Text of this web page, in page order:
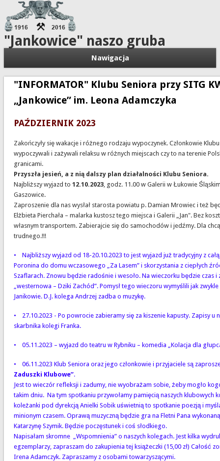
"Jankowice" naszo gruba
Nawigacja
"INFORMATOR" Klubu Seniora przy SITG
„Jankowice” im. Leona Adamczyka
PAŹDZIERNIK 2023
Zakończyły się wakacje i różnego rodzaju wypoczynek. Członkowie
wypoczywali i zażywali relaksu w różnych miejscach czy to na terenie
granicami.
Przyszła jesień, a z nią dalszy plan działalności Klubu Seniora.
Najbliższy wyjazd to 12.10.2023, godz. 11.00 w Galerii w Łukowie
Gaszowice.
Zaproszenie dla nas wysłał starosta powiatu p. Damian Mrowiec i też
Elżbieta Pierchała – malarka kustosz tego miejsca i Galerii „Jan". Bez
własnym transportem. Zabierajcie się do samochodów i jedźmy. Dla
trudnego.!!!
• Najbliższy wyjazd od 18-20.10.2023 to jest wyjazd już tradycyjny z
Poronina do domu wczasowego „Za Lasem” i skorzystania z ciepłych
Szaflarach. Znowu będzie radośnie i wesoło. Na wieczorku będzie czas i
„westernowa – Dziki Zachód”. Pomysł tego wieczoru wymyślili jak
Janikowie. D.J. kolega Andrzej zadba o muzykę.
• 27.10.2023 - Po powrocie zabieramy się za kiszenie kapusty. Zapisy u
skarbnika kolegi Franka.
• 05.11.2023 – wyjazd do teatru w Rybniku – komedia „Kolacja dla
• 06.11.2023 Klub Seniora oraz jego członkowie i przyjaciele są
Zaduszki Klubowe”.
Jest to wieczór refleksji i zadumy, nie wyobrażam sobie, żeby mogło
takim dniu. Na tym spotkaniu przywołamy pamięcią naszych klubowych
koleżanki pod dyrekcją Anielki Sobik uświetnią to spotkanie poezją i
minionym czasem. Oprawą muzyczną będzie gra na Fletni Pana
Katarzynę Szymik. Będzie poczęstunek i coś słodkiego.
Napisałam skromne „Wspomnienia” o naszych kolegach. Jest kilka
egzemplarzy, zapraszam do zakupienia tej książeczki (15,00 zł) Całość
Irena Adamczyk. Zapraszamy z osobami towarzyszącymi.